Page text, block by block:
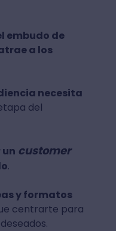
embudo de
a los
necesita
del
customer
.
y formatos
centrarte para